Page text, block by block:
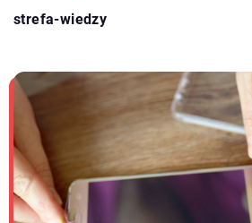
strefa-wiedzy